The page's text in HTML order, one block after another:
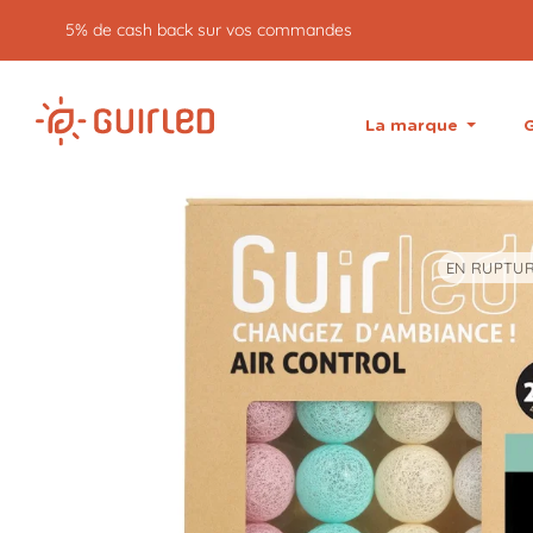
5% de cash back sur vos commandes
La marque
EN